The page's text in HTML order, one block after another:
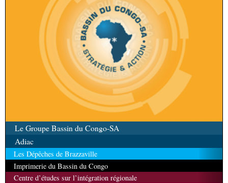
Le Groupe Bassin du Congo-SA
Adiac
Les Dépêches de Brazzaville
Imprimerie du Bassin du Congo
Centre d’études sur l’intégration régionale